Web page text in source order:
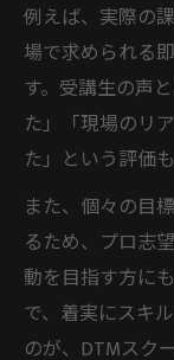
例えば、実際の
場で求められる
す。受講生の声
た」「現場のリ
た」という評価
また、個々の目
るため、プロ志
動を目指す方に
で、着実にスキ
のが、DTMスク